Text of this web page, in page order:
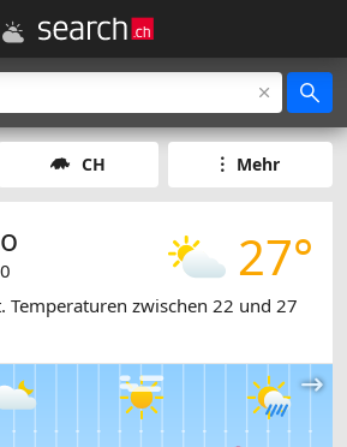
CH Mehr
27°
Temperaturen zwischen 22 und 27